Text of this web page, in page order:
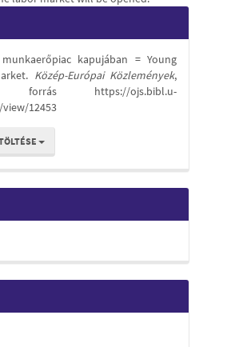
kapujában = Young
Közép-Európai Közlemények,
https://ojs.bibl.u-
12453